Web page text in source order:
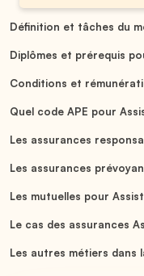
Définition et tâches du
Diplômes et prérequis
Conditions et
Quel code APE pour
Les assurances
Les assurances
Les mutuelles pour
Le cas des assurances
Les autres métiers dans